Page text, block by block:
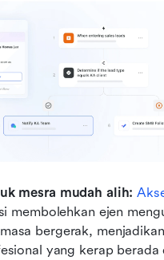
mesra mudah alih:
membolehkan ejen
bergerak,
yang kerap berada